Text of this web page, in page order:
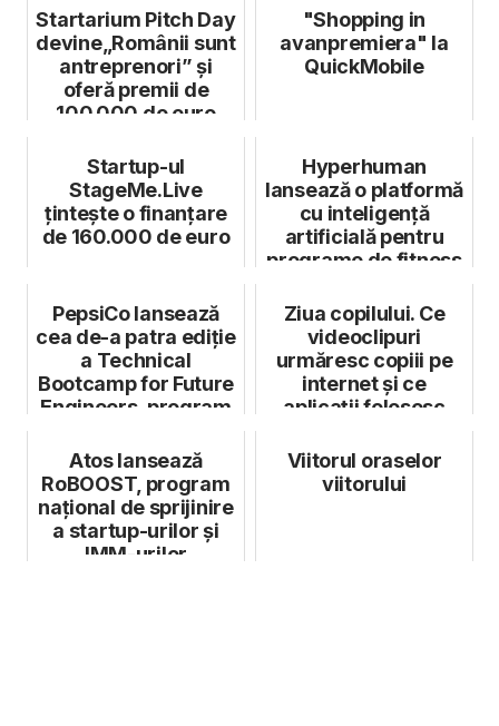
Startarium Pitch Day
devine„Românii sunt
antreprenori” și
oferă premii de
100.000 de euro
"Shopping in
avanpremiera" la
QuickMobile
Startup-ul
StageMe.Live
țintește o finanțare
de 160.000 de euro
Hyperhuman
lansează o platformă
cu inteligență
artificială pentru
programe de fitness
PepsiCo lansează
cea de-a patra ediție
a Technical
Bootcamp for Future
Engineers, program
Ziua copilului. Ce
videoclipuri
urmăresc copiii pe
internet și ce
aplicații folosesc
Atos lansează
RoBOOST, program
național de sprijinire
a startup-urilor și
IMM-urilor
Viitorul oraselor
viitorului